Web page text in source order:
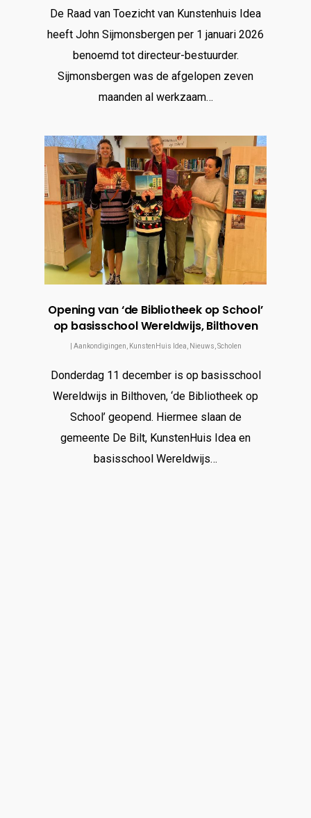
De Raad van Toezicht van Kunstenhuis Idea
heeft John Sijmonsbergen per 1 januari 2026
benoemd tot directeur-bestuurder.
Sijmonsbergen was de afgelopen zeven
maanden al werkzaam…
Opening van ‘de Bibliotheek op School’
op basisschool Wereldwijs, Bilthoven
Aankondigingen, KunstenHuis Idea, Nieuws,Scholen
Donderdag 11 december is op basisschool
Wereldwijs in Bilthoven, ‘de Bibliotheek op
School’ geopend. Hiermee slaan de
gemeente De Bilt, KunstenHuis Idea en
basisschool Wereldwijs…